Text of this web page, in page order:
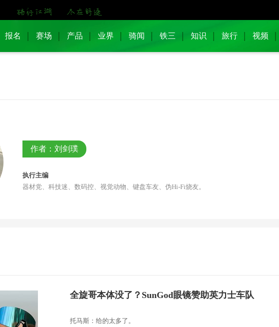
报名 赛场 产品 业界 骑闻 铁三 知识 旅行 视频
作者：刘剑璞
执行主编
器材党、科技迷、数码控、视觉动物、键盘车友、伪Hi-Fi烧友。
全旋哥本体没了？SunGod眼镜赞助英力士车队
托马斯：给的太多了。